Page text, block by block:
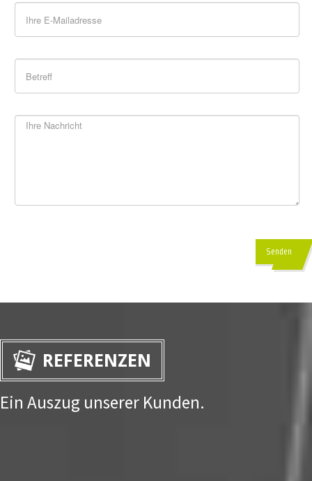
Senden
REFERENZEN
Ein Auszug unserer Kunden.